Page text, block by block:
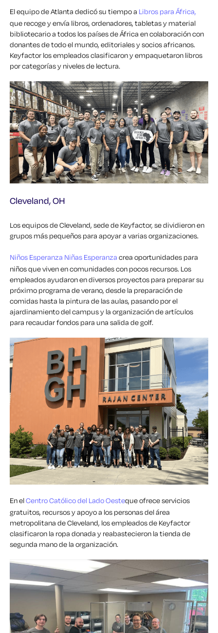
El equipo de Atlanta dedicó su tiempo a Libros para África,
que recoge y envía libros, ordenadores, tabletas y material
bibliotecario a todos los países de África en colaboración con
donantes de todo el mundo, editoriales y socios africanos.
Keyfactor los empleados clasificaron y empaquetaron libros
por categorías y niveles de lectura.
Cleveland, OH
Los equipos de Cleveland, sede de Keyfactor, se dividieron en
grupos más pequeños para apoyar a varias organizaciones.
Niños Esperanza Niñas Esperanza crea oportunidades para
niños que viven en comunidades con pocos recursos. Los
empleados ayudaron en diversos proyectos para preparar su
próximo programa de verano, desde la preparación de
comidas hasta la pintura de las aulas, pasando por el
ajardinamiento del campus y la organización de artículos
para recaudar fondos para una salida de golf.
En elCentro Católico del Lado Oesteque ofrece servicios
gratuitos, recursos y apoyo a los personas del área
metropolitana de Cleveland, los empleados de Keyfactor
clasificaron la ropa donada y reabastecieron la tienda de
segunda mano de la organización.